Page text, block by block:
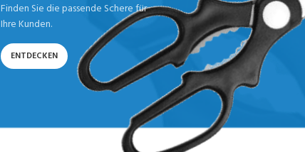
Finden Sie die passende Schere für
Ihre Kunden.
ENTDECKEN